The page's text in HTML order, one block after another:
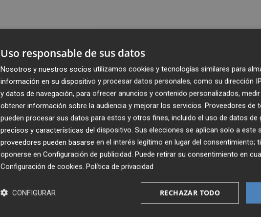
Uso responsable de sus datos
Nosotros y nuestros socios utilizamos cookies y tecnologías similares para
información en su dispositivo y procesar datos personales, como su dirección
y datos de navegación, para ofrecer anuncios y contenido personalizados,
obtener información sobre la audiencia y mejorar los servicios. Proveedores de
pueden procesar sus datos para estos y otros fines, incluido el uso de datos de
precisos y características del dispositivo. Sus elecciones se aplican solo a este
proveedores pueden basarse en el interés legítimo en lugar del consentimiento;
oponerse en Configuración de publicidad. Puede retirar su consentimiento en
Configuración de cookies. Política de privacidad
RECHAZAR TODO
CONFIGURAR